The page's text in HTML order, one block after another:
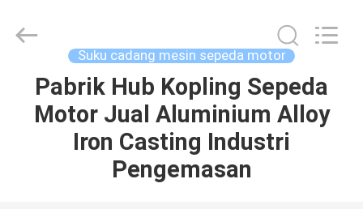
RUMAH
PRODUK
Spare
Parts
Suku cadang mesin sepeda motor
Pabrik Hub Kopling Sepeda
Motor Jual Aluminium Alloy
Iron Casting Industri
Pengemasan